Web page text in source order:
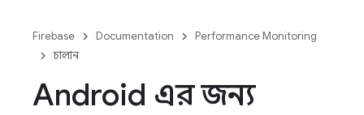
Firebase Documentation
Performance Monitoring
চালান
Android এর জন্য